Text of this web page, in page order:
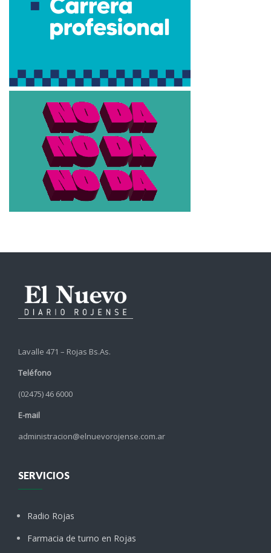
Lavalle 471 – Rojas Bs.As.
Teléfono
(02475) 46 6000
E-mail
administracion@elnuevorojense.com.ar
SERVICIOS
Radio Rojas
Farmacia de turno en Rojas